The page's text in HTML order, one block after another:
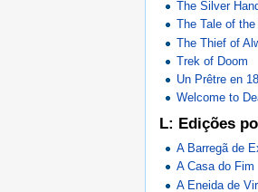
The Silver
The Tale of
The Thief of
Trek of Doom
Un Prêtre en
Welcome to
L: Edições
A Barregã de
A Casa do Fim
A Eneida de